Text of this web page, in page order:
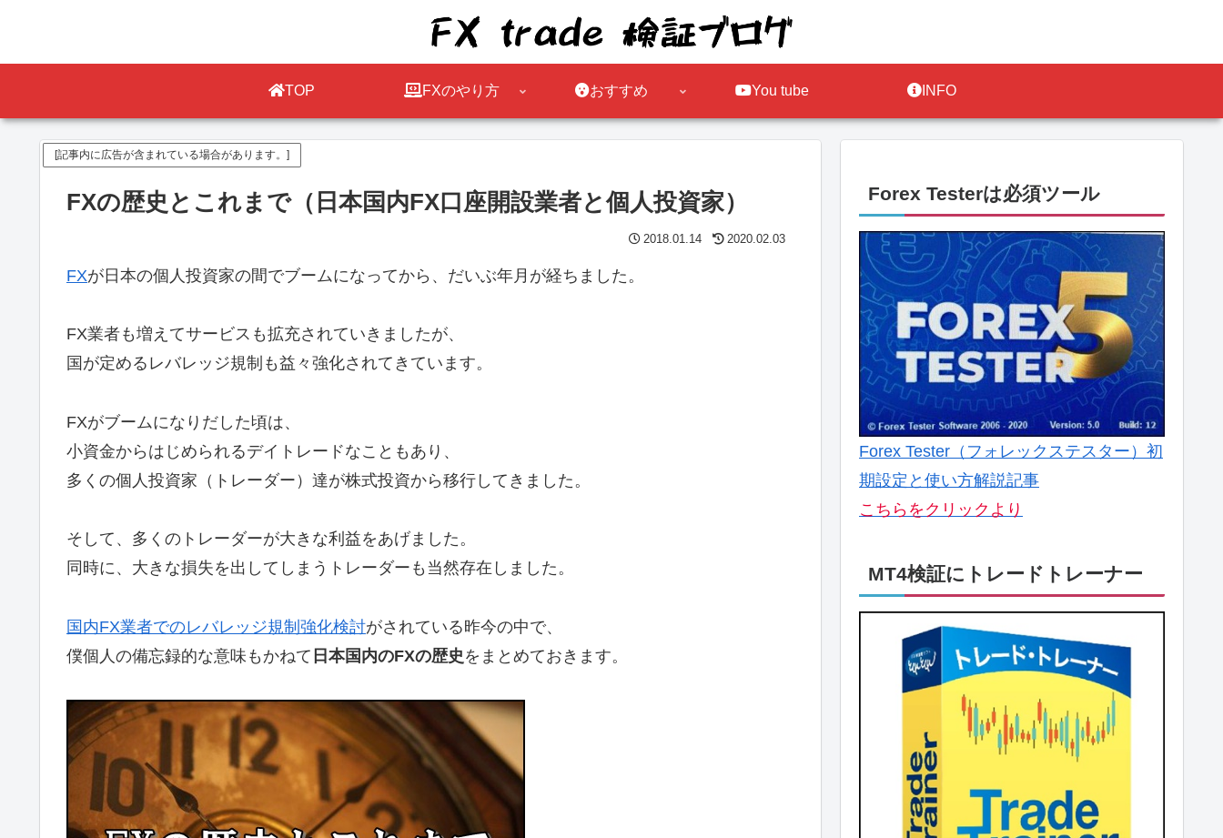
TOP FXのやり方 おすすめ You tube INFO
[記事内に広告が含まれている場合があります。]
FXの歴史とこれまで（日本国内FX口座開設業者と個人投資家）
2018.01.14 2020.02.03
FXが日本の個人投資家の間でブームになってから、だいぶ年月が経ちました。
FX業者も増えてサービスも拡充されていきましたが、
国が定めるレバレッジ規制も益々強化されてきています。
FXがブームになりだした頃は、
小資金からはじめられるデイトレードなこともあり、
多くの個人投資家（トレーダー）達が株式投資から移行してきました。
そして、多くのトレーダーが大きな利益をあげました。
同時に、大きな損失を出してしまうトレーダーも当然存在しました。
国内FX業者でのレバレッジ規制強化検討がされている昨今の中で、
僕個人の備忘録的な意味もかねて 日本国内のFXの歴史 をまとめておきます。
Forex Testerは必須ツール
Forex Tester（フォレックステスター）初
期設定と使い方解説記事
こちらをクリックより
MT4検証にトレードトレーナー